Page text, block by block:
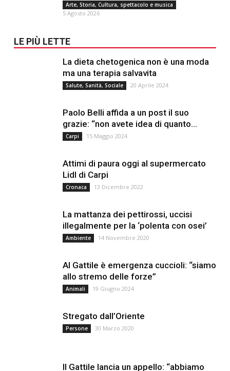
Arte, Storia, Cultura, spettacolo e musica
5 Agosto 2026
LE PIÙ LETTE
La dieta chetogenica non è una moda
ma una terapia salvavita
Salute, Sanità, Sociale 20 Aprile 2024
Paolo Belli affida a un post il suo
grazie: “non avete idea di quanto...
Carpi 15 Maggio 2024
Attimi di paura oggi al supermercato
Lidl di Carpi
Cronaca 13 Dicembre 2022
La mattanza dei pettirossi, uccisi
illegalmente per la ‘polenta con osei’
Ambiente 14 Novembre 2020
Al Gattile è emergenza cuccioli: “siamo
allo stremo delle forze”
Animali 19 Giugno 2024
Stregato dall’Oriente
Persone 30 Marzo 2020
Il Gattile lancia un appello: “abbiamo